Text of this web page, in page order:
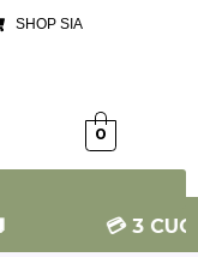
SHOP SIA
0
💳 3